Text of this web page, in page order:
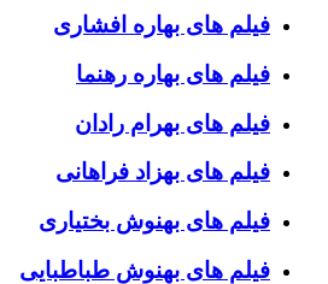
فیلم های بهاره افشاری
فیلم های بهاره رهنما
فیلم های بهرام رادان
فیلم های بهزاد فراهانی
فیلم های بهنوش بختیاری
فیلم های بهنوش طباطبایی